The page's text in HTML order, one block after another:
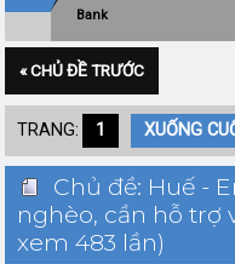
Bank
« CHỦ ĐỀ TRƯỚC
TRANG: 1 XUỐNG
Chủ đề: Huế -
nghèo, cần hỗ trợ
xem 483 lần)